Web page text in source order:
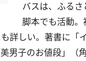
バスは、ふるさ
脚本でも活動
詳しい。著書に「
男子のお値段」（